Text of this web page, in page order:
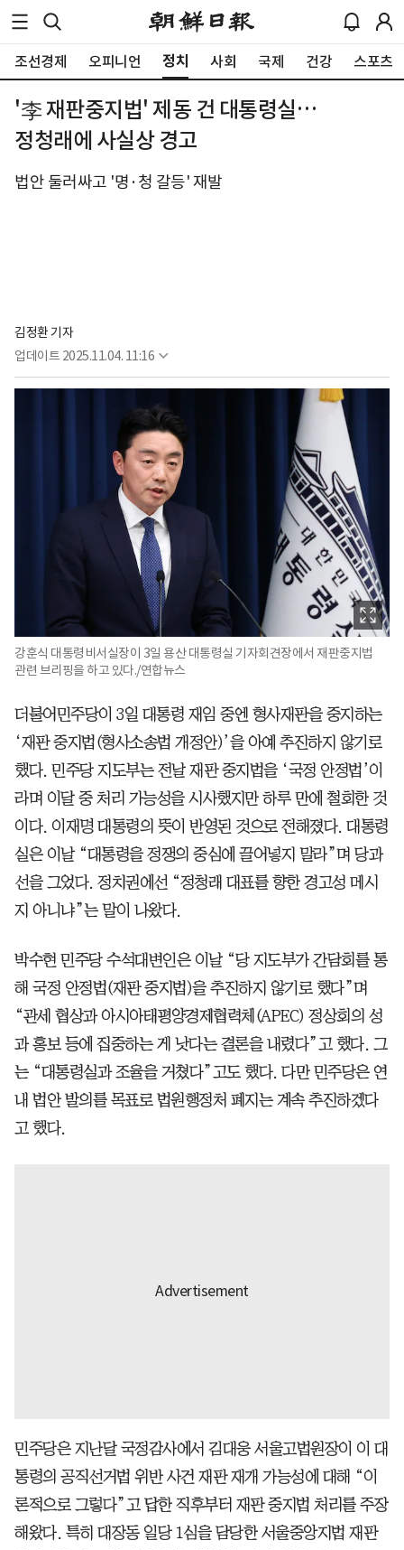
조선경제 오피니언 정치 사회 국제 건강 스포츠
'李 재판중지법' 제동 건 대통령실…
정청래에 사실상 경고
법안 둘러싸고 '명·청 갈등' 재발
김정환 기자
업데이트 2025.11.04. 11:16
강훈식 대통령비서실장이 3일 용산 대통령실 기자회견장에서 재판중지법
관련 브리핑을 하고 있다./연합뉴스
더불어민주당이 3일 대통령 재임 중엔 형사재판을 중지하는
‘재판 중지법(형사소송법 개정안)’을 아예 추진하지 않기로
했다. 민주당 지도부는 전날 재판 중지법을 ‘국정 안정법’이
라며 이달 중 처리 가능성을 시사했지만 하루 만에 철회한 것
이다. 이재명 대통령의 뜻이 반영된 것으로 전해졌다. 대통령
실은 이날 “대통령을 정쟁의 중심에 끌어넣지 말라”며 당과
선을 그었다. 정치권에선 “정청래 대표를 향한 경고성 메시
지 아니냐”는 말이 나왔다.
박수현 민주당 수석대변인은 이날 “당 지도부가 간담회를 통
해 국정 안정법(재판 중지법)을 추진하지 않기로 했다”며
“관세 협상과 아시아태평양경제협력체(APEC) 정상회의 성
과 홍보 등에 집중하는 게 낫다는 결론을 내렸다”고 했다. 그
는 “대통령실과 조율을 거쳤다”고도 했다. 다만 민주당은 연
내 법안 발의를 목표로 법원행정처 폐지는 계속 추진하겠다
고 했다.
민주당은 지난달 국정감사에서 김대웅 서울고법원장이 이 대
통령의 공직선거법 위반 사건 재판 재개 가능성에 대해 “이
론적으로 그렇다”고 답한 직후부터 재판 중지법 처리를 주장
해왔다. 특히 대장동 일당 1심을 담당한 서울중앙지법 재판